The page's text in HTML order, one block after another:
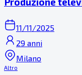
11/11/2025
29 anni
Milano
Altro